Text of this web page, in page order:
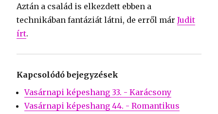
Aztán a család is elkezdett ebben a
technikában fantáziát látni, de erről márJudit
írt.
Kapcsolódó bejegyzések
Vasárnapi képeshang 33. - Karácsony
Vasárnapi képeshang 44. - Romantikus